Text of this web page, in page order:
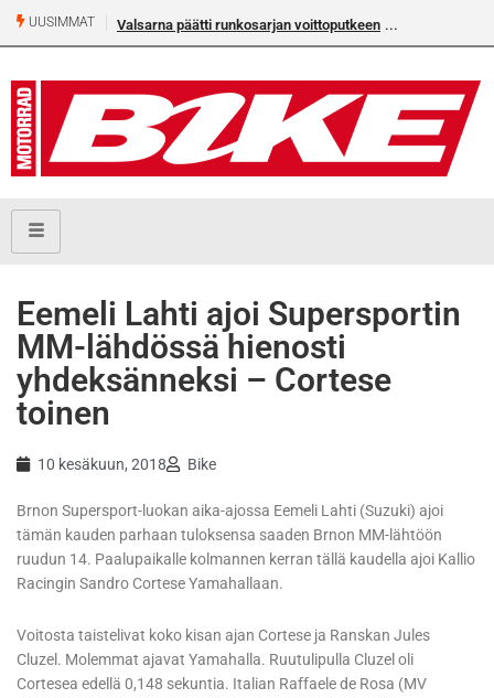
UUSIMMAT Valsarna päätti runkosarjan voittoputkeen
Eemeli Lahti ajoi Supersportin
MM-lähdössä hienosti
yhdeksänneksi – Cortese
toinen
10 kesäkuun, 2018 Bike
Brnon Supersport-luokan aika-ajossa Eemeli Lahti (Suzuki) ajoi
tämän kauden parhaan tuloksensa saaden Brnon MM-lähtöön
ruudun 14. Paalupaikalle kolmannen kerran tällä kaudella ajoi Kallio
Racingin Sandro Cortese Yamahallaan.
Voitosta taistelivat koko kisan ajan Cortese ja Ranskan Jules
Cluzel. Molemmat ajavat Yamahalla. Ruutulipulla Cluzel oli
Cortesea edellä 0,148 sekuntia. Italian Raffaele de Rosa (MV